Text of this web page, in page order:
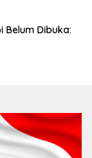
Belum Dibuka: